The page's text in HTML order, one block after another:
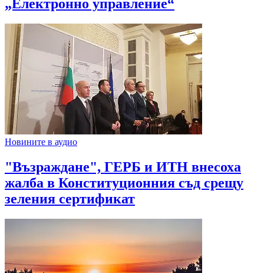
„Електронно управление“
Новините в аудио
"Възраждане", ГЕРБ и ИТН внесоха
жалба в Конституционния съд срещу
зеления сертификат